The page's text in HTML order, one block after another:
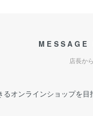
店長か
るオンラインショップを